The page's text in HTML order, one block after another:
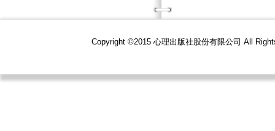
Copyright ©2015 心理出版社股份有限公司 All